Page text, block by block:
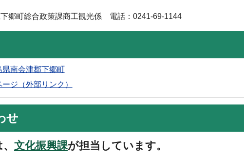
郷町総合政策課商工観光係 電話：0241-69-1144
南会津郡下郷町
ジ（外部リンク）
せ
文化振興課が担当しています。